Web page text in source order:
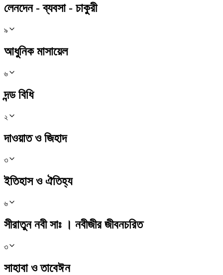
লেনদেন - ব্যবসা - চাকুরী
৯
আধুনিক মাসায়েল
৬
দন্ড বিধি
২
দাওয়াত ও জিহাদ
৩
ইতিহাস ও ঐতিহ্য
৬
সীরাতুন নবী সাঃ । নবীজীর জীবনচরিত
৩
সাহাবা ও তাবেঈন